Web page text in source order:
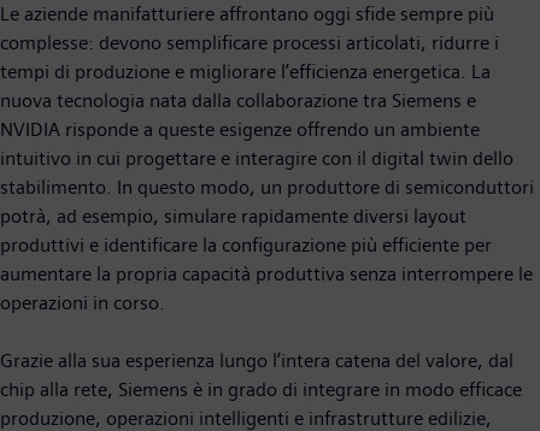
Le aziende manifatturiere affrontano oggi sfide sempre più
complesse: devono semplificare processi articolati, ridurre i
tempi di produzione e migliorare l’efficienza energetica. La
nuova tecnologia nata dalla collaborazione tra Siemens e
NVIDIA risponde a queste esigenze offrendo un ambiente
intuitivo in cui progettare e interagire con il digital twin dello
stabilimento. In questo modo, un produttore di semiconduttori
potrà, ad esempio, simulare rapidamente diversi layout
produttivi e identificare la configurazione più efficiente per
aumentare la propria capacità produttiva senza interrompere le
operazioni in corso.
Grazie alla sua esperienza lungo l’intera catena del valore, dal
chip alla rete, Siemens è in grado di integrare in modo efficace
produzione, operazioni intelligenti e infrastrutture edilizie,